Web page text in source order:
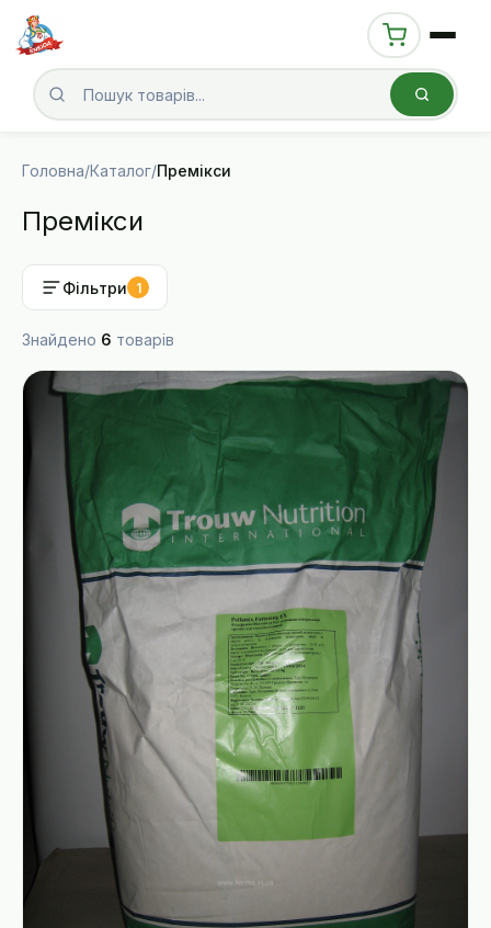
Головна/Каталог/Премікси
Премікси
Фільтри 1
Знайдено 6 товарів